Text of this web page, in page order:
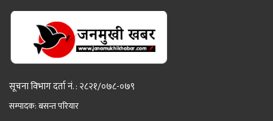
सूचना विभाग दर्ता नं. : २८२१/०७८-०७९
सम्पादक: बसन्त परियार